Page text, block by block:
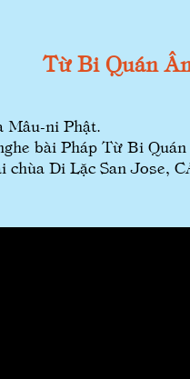
Từ Bi Quán
Mâu-ni Phật.
bài Pháp Từ Bi
Di Lặc San Jose,